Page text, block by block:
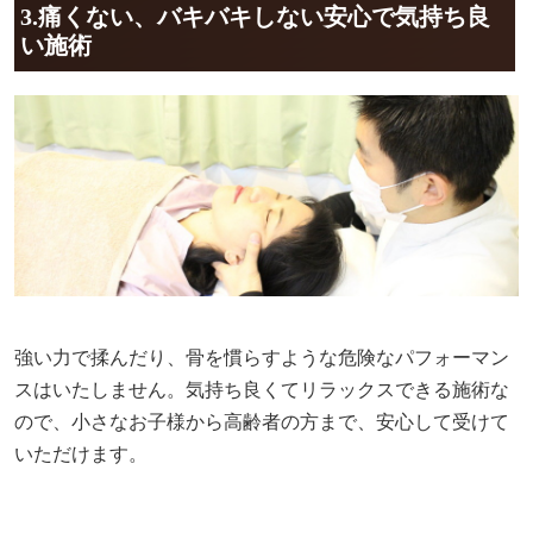
3.痛くない、バキバキしない安心で気持ち良
い施術
強い力で揉んだり、骨を慣らすような危険なパフォーマン
スはいたしません。気持ち良くてリラックスできる施術な
ので、小さなお子様から高齢者の方まで、安心して受けて
いただけます。